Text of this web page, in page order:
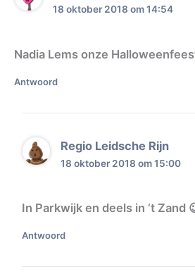
18 oktober 2018 om 14:54
Nadia Lems onze
Antwoord
Regio Leidsche Rijn
18 oktober 2018 om 15:00
In Parkwijk en deels in ‘t Zand
Antwoord